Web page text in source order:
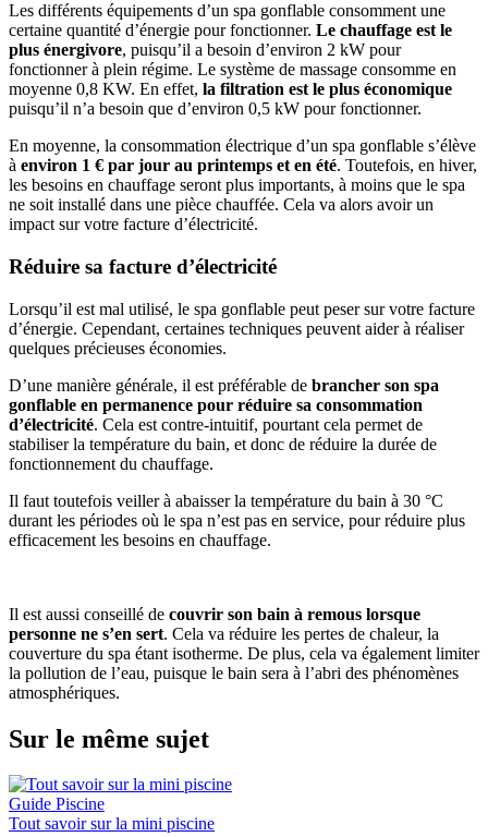
Les différents équipements d’un spa gonflable consomment une
certaine quantité d’énergie pour fonctionner. Le chauffage est le
plus énergivore, puisqu’il a besoin d’environ 2 kW pour
fonctionner à plein régime. Le système de massage consomme en
moyenne 0,8 KW. En effet, la filtration est le plus économique
puisqu’il n’a besoin que d’environ 0,5 kW pour fonctionner.
En moyenne, la consommation électrique d’un spa gonflable s’élève
à environ 1 € par jour au printemps et en été. Toutefois, en hiver,
les besoins en chauffage seront plus importants, à moins que le spa
ne soit installé dans une pièce chauffée. Cela va alors avoir un
impact sur votre facture d’électricité.
Réduire sa facture d’électricité
Lorsqu’il est mal utilisé, le spa gonflable peut peser sur votre facture
d’énergie. Cependant, certaines techniques peuvent aider à réaliser
quelques précieuses économies.
D’une manière générale, il est préférable de brancher son spa
gonflable en permanence pour réduire sa consommation
d’électricité. Cela est contre-intuitif, pourtant cela permet de
stabiliser la température du bain, et donc de réduire la durée de
fonctionnement du chauffage.
Il faut toutefois veiller à abaisser la température du bain à 30 °C
durant les périodes où le spa n’est pas en service, pour réduire plus
efficacement les besoins en chauffage.
Il est aussi conseillé de couvrir son bain à remous lorsque
personne ne s’en sert. Cela va réduire les pertes de chaleur, la
couverture du spa étant isotherme. De plus, cela va également limiter
la pollution de l’eau, puisque le bain sera à l’abri des phénomènes
atmosphériques.
Sur le même sujet
Guide Piscine
Tout savoir sur la mini piscine